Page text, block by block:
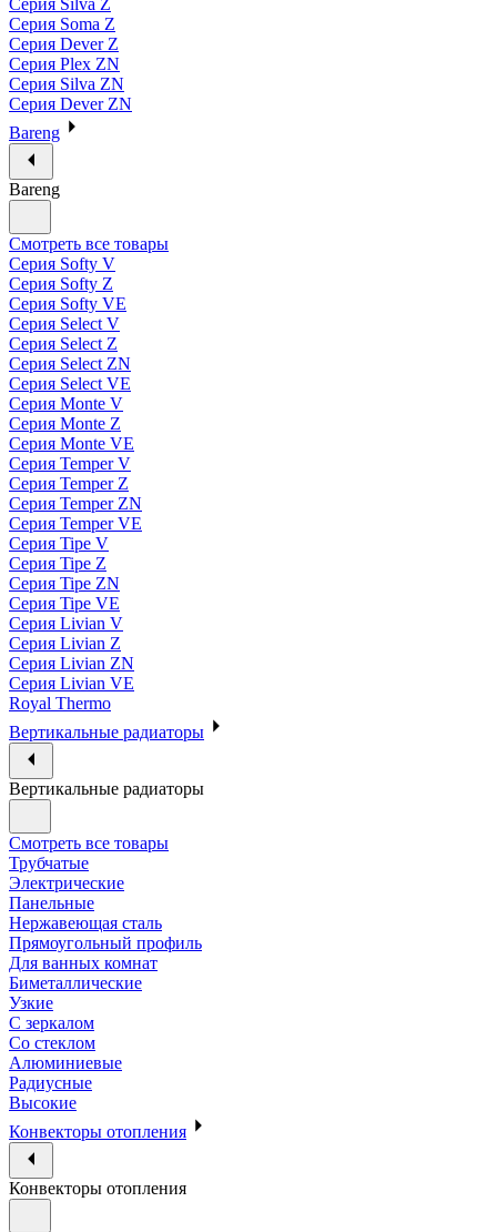
Серия Silva Z
Серия Soma Z
Серия Dever Z
Серия Plex ZN
Серия Silva ZN
Серия Dever ZN
Bareng
Bareng
Смотреть все товары
Серия Softy V
Серия Softy Z
Серия Softy VE
Серия Select V
Серия Select Z
Серия Select ZN
Серия Select VE
Серия Monte V
Серия Monte Z
Серия Monte VE
Серия Temper V
Серия Temper Z
Серия Temper ZN
Серия Temper VE
Серия Tipe V
Серия Tipe Z
Серия Tipe ZN
Серия Tipe VE
Серия Livian V
Серия Livian Z
Серия Livian ZN
Серия Livian VE
Royal Thermo
Вертикальные радиаторы
Вертикальные радиаторы
Смотреть все товары
Трубчатые
Электрические
Панельные
Нержавеющая сталь
Прямоугольный профиль
Для ванных комнат
Биметаллические
Узкие
С зеркалом
Со стеклом
Алюминиевые
Радиусные
Высокие
Конвекторы отопления
Конвекторы отопления